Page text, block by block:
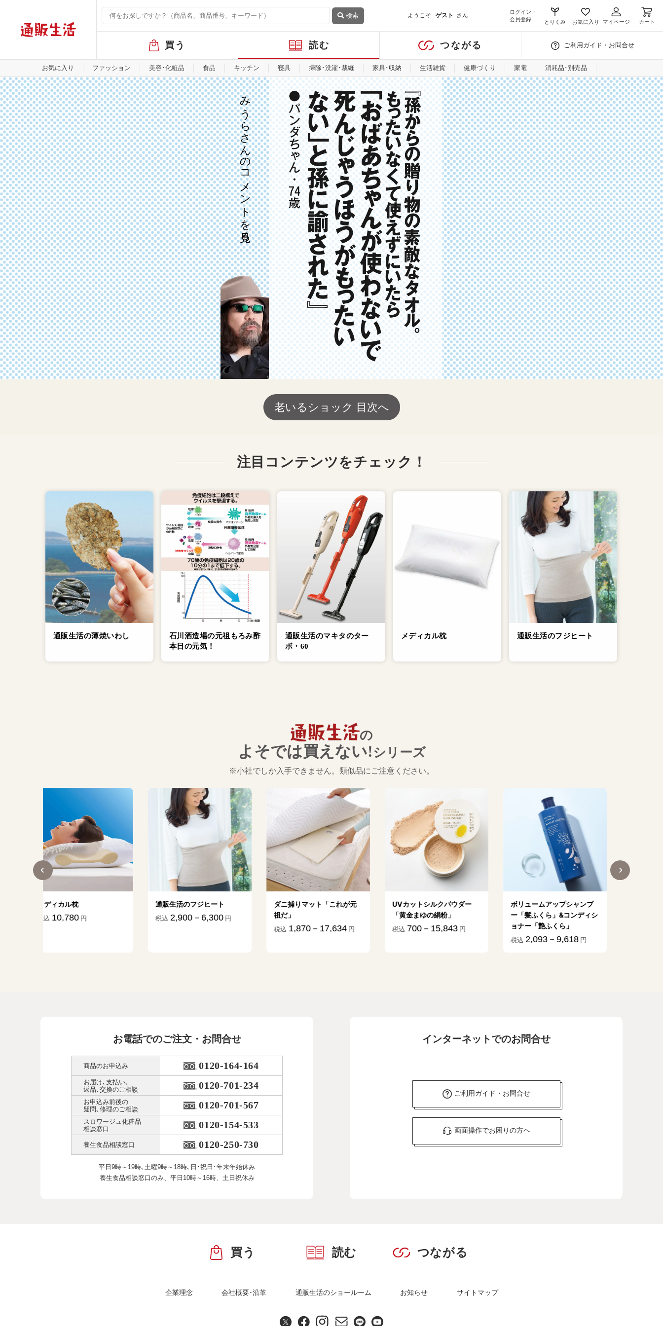
検索 ようこそ ゲスト さん
ログイン・
会員登録
とりくみ お気に入り マイページ カート
バ
ル
メ
ニ
ュ
ー
買う 読む つながる ご利用ガイド・お問合せ
お気に入り ファッション 美容･化粧品 食品 キッチン 寝具 掃除･洗濯･裁縫 家具･収納 生活雑貨 健康づくり 家電 消耗品･別売品
みうらさんのコメントを見る
老いるショック 目次へ
注目コンテンツをチェック！
通販生活の薄焼いわし
石川酒造場の元祖もろみ酢
本日の元気！
通販生活のマキタのター
ボ・60
メディカル枕 通販生活のフジヒート
の
よそでは買えない!シリーズ
※小社でしか入手できません。類似品にご注意ください。
通販生活のフジヒート
税込 2,900－6,300
ダニ捕りマット「これが元
祖だ」
UVカットシルクパウダー
「黄金まゆの絹粉」
税込 700－15,843
ボリュームアップシャンプ
ー「髪ふくら」&コンディシ
ョナー「艶ふくら」
植物乳酸菌飲料「毎日千
億」
1,790－3,580
お電話でのご注文・お問合せ
商品のお申込み 0120-164-164
お届け､支払い､
返品､交換のご相談
0120-701-234
お申込み前後の
疑問､修理のご相談
0120-701-567
スロワージュ化粧品
相談窓口
0120-154-533
養生食品相談窓口 0120-250-730
平日9時～19時､土曜9時～18時､ 日･祝日･年末年始休み
養生食品相談窓口のみ、 平日10時～16時、土日祝休み
インターネットでのお問合せ
ご利用ガイド・お問合せ
画面操作でお困りの方へ
買う 読む つながる
企業理念 会社概要･沿革 通販生活のショールーム お知らせ サイトマップ